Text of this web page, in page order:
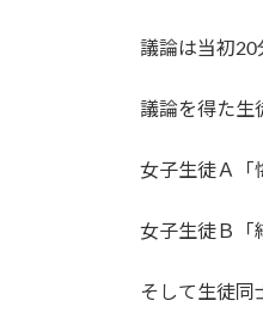
議論は当初20
議論を得た生
女子生徒Ａ「
女子生徒Ｂ「
そして生徒同